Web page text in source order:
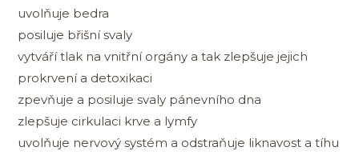
uvolňuje bedra
posiluje břišní svaly
vytváří tlak na vnitřní orgány a tak zlepšuje jejich
prokrvení a detoxikaci
zpevňuje a posiluje svaly pánevního dna
zlepšuje cirkulaci krve a lymfy
uvolňuje nervový systém a odstraňuje liknavost a tíhu